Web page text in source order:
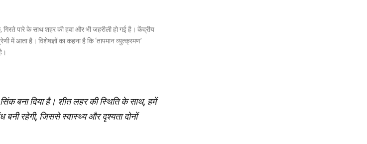
पारे के साथ शहर की हवा और भी जहरीली हो गई है। केंद्रीय
में आता है। विशेषज्ञों का कहना है कि ‘तापमान व्युत्क्रमण’
बना दिया है। शीत लहर की स्थिति के साथ, हमें
बनी रहेगी, जिससे स्वास्थ्य और दृश्यता दोनों